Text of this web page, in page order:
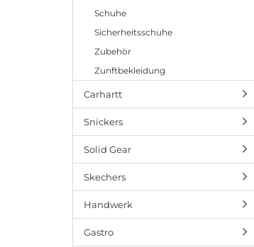
Schuhe
Sicherheitsschuhe
Zubehör
Zunftbekleidung
Carhartt
Snickers
Solid Gear
Skechers
Handwerk
Gastro